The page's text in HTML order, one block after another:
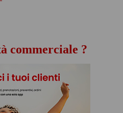
commerciale ?